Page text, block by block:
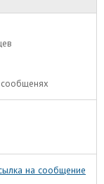
сообщенях
на сообщение